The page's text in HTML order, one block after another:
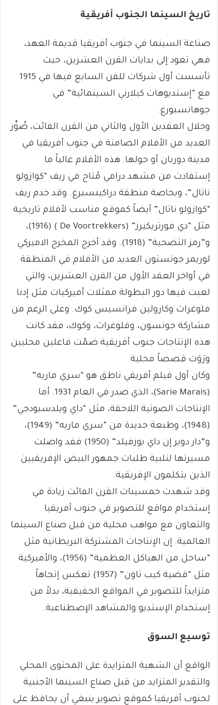
تاريخ السينما الجنوب أفريقية
صناعة السينما في جنوب أفريقيا قديمة العهد،
فهي تعود إلى بدايات القرن العشرين، حيث
تأسست أول شركات للفن السابع فيها في 1915
مع “إستديوهات كيلارني السينمائية” في
جوهانسبورغ.
وخلال العقدين الأول والثاني من القرن الفائت، صُوِّر
العديد من الأفلام الصامتة في جنوب أفريقيا في
مدينة دوربان أو حولها. هذه الأفلام غالباً ما
إستفادت من مشهد درامي مُتاح في ريف “كوازولو
ناتال”، وبخاصة منطقة دراكينسبرغ. وقد خدم ريف
“كوازولو ناتال” أيضاً كموقع مناسب لأفلام تاريخية
مثل “دي فورتريكيرز” (De Voortrekkers ) (1916)،
و”رمز التضحية” (1918). وقد أخرج المخرج الاميركي
لوريمر جونستون العديد من الأفلام في المنطقة
في أواخر العقد الأول من القرن العشرين، والتي
لعبت فيها دور البطولة ممثلات أميركيات مثل إدنا
فلوغراث وكارولين فرانسيس كوك. وعلى الرغم من
مشاركة جونسون، وفلوغراث، وكوك، فقد كانت
هذه الإنتاجات جنوب أفريقية ضمّت فاعلين محليين
ورَوَت قصصاً محلية.
وكان أول فيلم أفريقي ناطق هو “سري ماريه”
(Sarie Marais)، الذي صدر في العام 1931. أما
الإنتاجات الصوتية اللاحقة، مثل “داي ويلدسبودجي”
(1948)، وطبعة جديدة من “سري ماريه” (1949)،
و”دار دوير إن داي بوزفيلد” (1950) فقد واصلت
مسيرتها لتلبية طلبات جمهور البيض الإفريقيين
الذين يتكلمون الإفريقية.
وقد شهدت خمسينات القرن الفائت زيادة في
إستخدام مواقع للتصوير في جنوب أفريقيا
والتعاون مع مواهب محلية من قبل صناع السينما
العالمية. إن الإنتاجات المشتركة البريطانية مثل
“ساحل من الهياكل العظمية” (1956)، والأميركية
مثل “قضية كيب تاون” (1957) تعكس إتجاهاً
متزايداً للتصوير في المواقع الحقيقية، بدلاً من
إستخدام الإستديو والمشاهد الإصطناعية.
توسيع السوق
الواقع أن الشهية المتزايدة على المحتوى المحلي
والتقدير المتزايد من قبل صناع السينما الأجنبية
لجنوب أفريقيا كموقع تصوير ينبغي أن يحافظ على